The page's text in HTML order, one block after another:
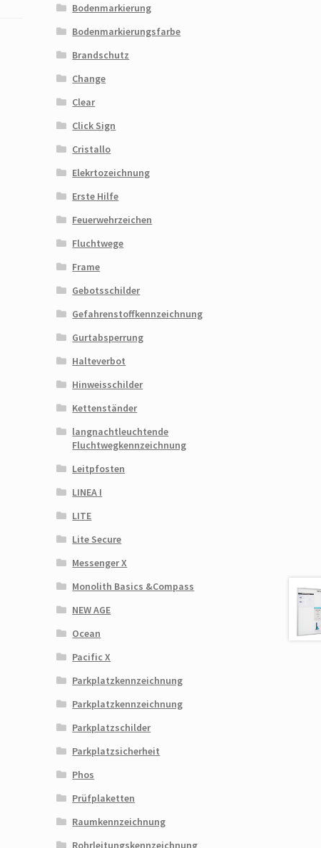
Bodenmarkierung
Bodenmarkierungsfarbe
Brandschutz
Change
Clear
Click Sign
Cristallo
Elekrtozeichnung
Erste Hilfe
Feuerwehrzeichen
Fluchtwege
Frame
Gebotsschilder
Gefahrenstoffkennzeichnung
Gurtabsperrung
Halteverbot
Hinweisschilder
Kettenständer
langnachtleuchtende
Fluchtwegkennzeichnung
Leitpfosten
LINEA I
LITE
Lite Secure
Messenger X
Monolith Basics &Compass
NEW AGE
Ocean
Pacific X
Parkplatzkennzeichnung
Parkplatzkennzeichnung
Parkplatzschilder
Parkplatzsicherheit
Phos
Prüfplaketten
Raumkennzeichnung
Rohrleitungskennzeichnung